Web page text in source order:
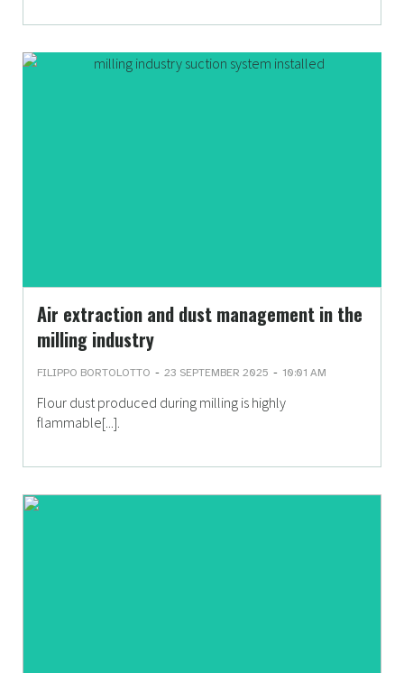
Air extraction and dust management in the
milling industry
FILIPPO BORTOLOTTO - 23 SEPTEMBER 2025 - 10:01 AM
Flour dust produced during milling is highly
flammable[...].